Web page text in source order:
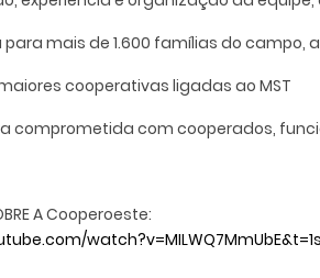
para mais de 1.600 famílias do
cooperativas ligadas ao MST
comprometida com cooperados,
A Cooperoeste:
watch?v=MILWQ7MmUbE&t=1s